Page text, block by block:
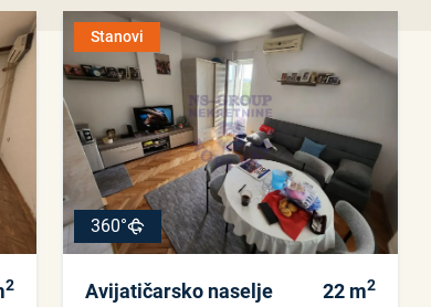
2
Stanovi
360°
Avijatičarsko naselje 22 m2